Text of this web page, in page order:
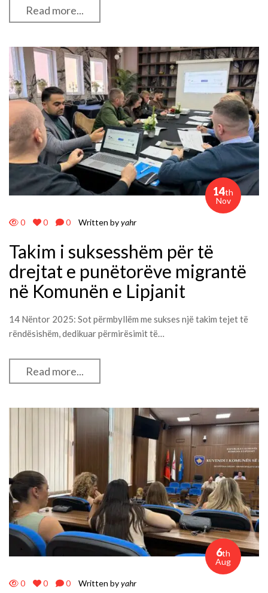
Read more...
14th
Nov
0 0 0 Written byyahr
Takim i suksesshëm për të
drejtat e punëtorëve migrantë
në Komunën e Lipjanit
14 Nëntor 2025: Sot përmbyllëm me sukses një takim tejet të
rëndësishëm, dedikuar përmirësimit të…
Read more...
6th
Aug
0 0 0 Written byyahr